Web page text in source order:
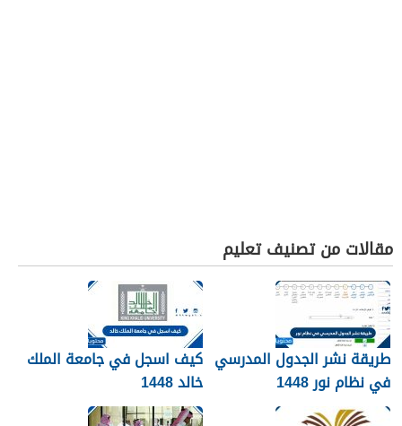
مقالات من تصنيف تعليم
طريقة نشر الجدول المدرسي
في نظام نور 1448
كيف اسجل في جامعة الملك
خالد 1448